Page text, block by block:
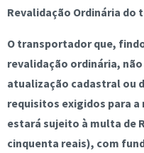
Revalidação Ordinária
O transportador que,
revalidação ordinária,
atualização cadastral ou
requisitos exigidos para
estará sujeito à multa de
cinquenta reais), com